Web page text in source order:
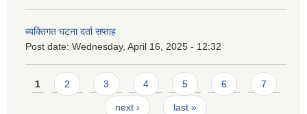
ब्यक्तिगत घटना दर्ता सप्ताह
Post date: Wednesday, April 16, 2025 - 12:32
Pages
1 2 3 4 5 6 7
next › last »